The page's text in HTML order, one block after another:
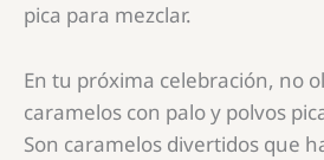
pica para mezclar.
En tu próxima celebración, no
caramelos con palo y polvos
Son caramelos divertidos que